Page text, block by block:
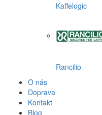
Kaffelogic
Rancilio
O nás
Doprava
Kontakt
Blog